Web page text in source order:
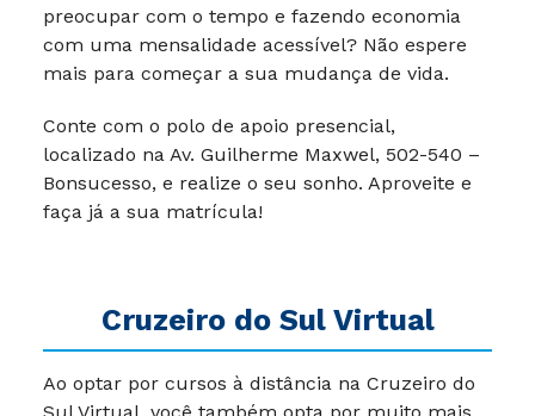
preocupar com o tempo e fazendo economia
com uma mensalidade acessível? Não espere
mais para começar a sua mudança de vida.
Conte com o polo de apoio presencial,
localizado na Av. Guilherme Maxwel, 502-540 –
Bonsucesso, e realize o seu sonho. Aproveite e
faça já a sua matrícula!
Cruzeiro do Sul Virtual
Ao optar por cursos à distância na Cruzeiro do